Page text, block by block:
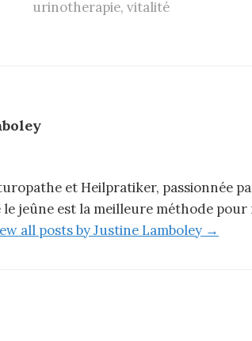
urinotherapie, vitalité
et Heilpratiker, passionnée
jeûne est la meilleure méthode
all posts by Justine Lamboley →